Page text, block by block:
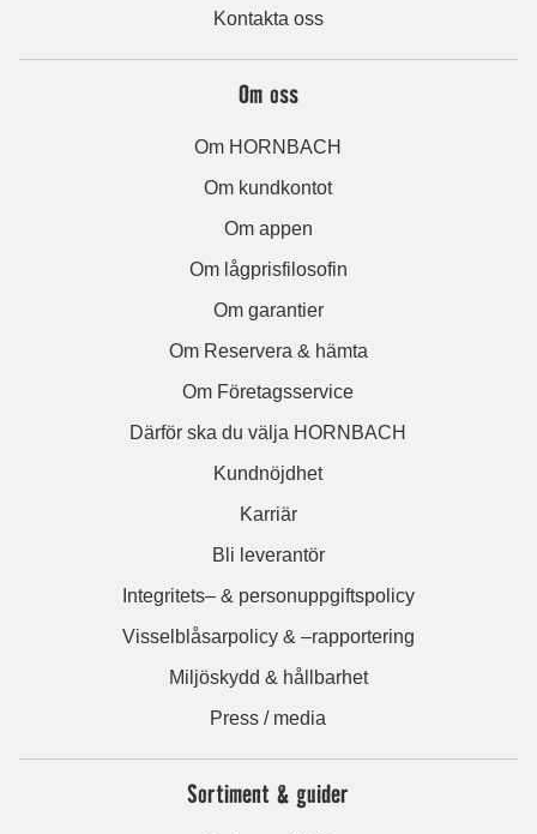
Kontakta oss
Om oss
Om HORNBACH
Om kundkontot
Om appen
Om lågprisfilosofin
Om garantier
Om Reservera & hämta
Om Företagsservice
Därför ska du välja HORNBACH
Kundnöjdhet
Karriär
Bli leverantör
Integritets– & personuppgiftspolicy
Visselblåsarpolicy & –rapportering
Miljöskydd & hållbarhet
Press / media
Sortiment & guider